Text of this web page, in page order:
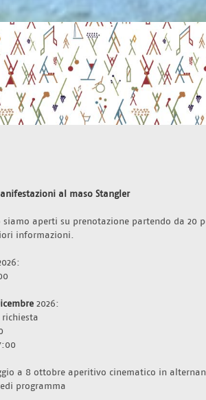
al maso Stangler
aperti su prenotazione partendo da 20
informazioni.
2026:
a 8 ottobre aperitivo cinematico in
programma